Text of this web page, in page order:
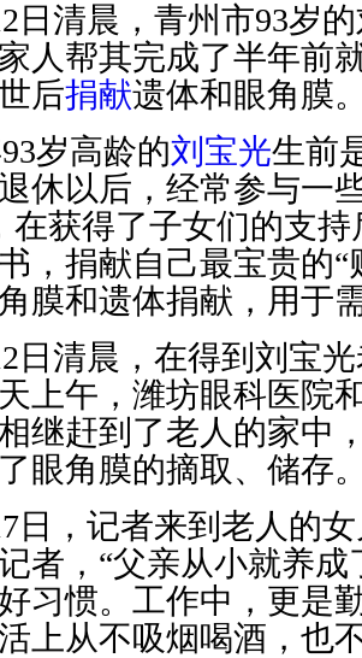
日清晨，青州市93岁
人帮其完成了半年前
后捐献遗体和眼角膜
岁高龄的刘宝光生前
休以后，经常参与一
在获得了子女们的支
，捐献自己最宝贵的“
膜和遗体捐献，用于
日清晨，在得到刘宝
上午，潍坊眼科医院
继赶到了老人的家中
眼角膜的摘取、储存
日，记者来到老人的
者，“父亲从小就养
习惯。工作中，更是
上从不吸烟喝酒，也